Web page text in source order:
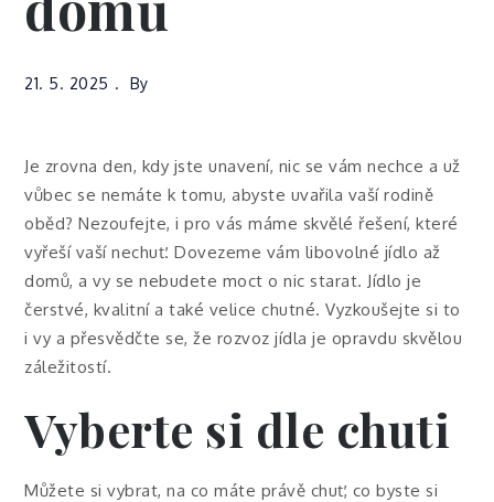
21. 5. 2025 By
Je zrovna den, kdy jste unavení, nic se vám nechce a už
vůbec se nemáte k tomu, abyste uvařila vaší rodině
oběd? Nezoufejte, i pro vás máme skvělé řešení, které
vyřeší vaší nechuť. Dovezeme vám libovolné jídlo až
domů, a vy se nebudete moct o nic starat. Jídlo je
čerstvé, kvalitní a také velice chutné. Vyzkoušejte si to
i vy a přesvědčte se, že rozvoz jídla je opravdu skvělou
záležitostí.
Vyberte si dle chuti
Můžete si vybrat, na co máte právě chuť, co byste si